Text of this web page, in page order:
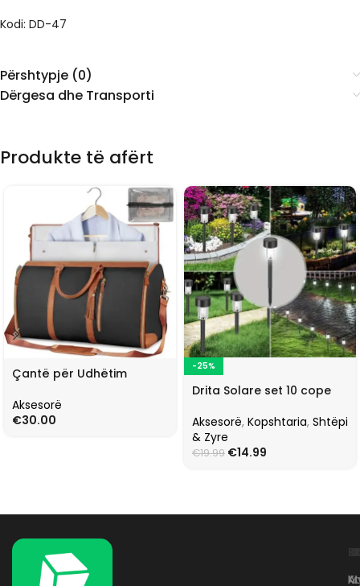
Kodi: DD-47
Përshtypje (0)
Dërgesa dhe Transporti
Produkte të afërt
Çantë për Udhëtim
Aksesorë
€30.00
-25%
Drita Solare set 10 cope
Aksesorë, Kopshtaria, Shtëpi
& Zyre
€19.99 €14.99